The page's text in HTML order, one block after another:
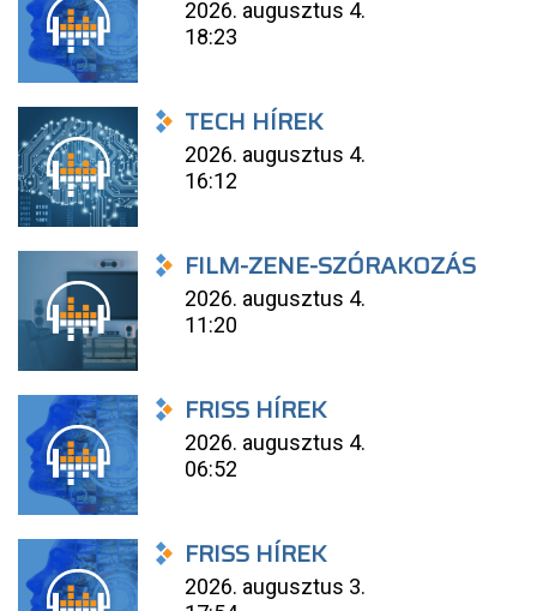
2026. augusztus 4.
18:23
TECH HÍREK
2026. augusztus 4.
16:12
FILM-ZENE-SZÓRAKOZÁS
2026. augusztus 4.
11:20
FRISS HÍREK
2026. augusztus 4.
06:52
FRISS HÍREK
2026. augusztus 3.